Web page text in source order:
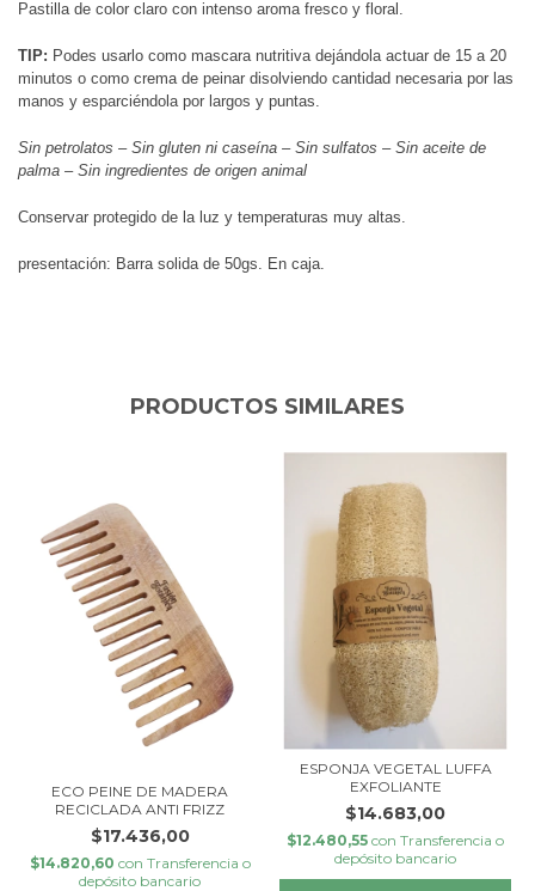
Pastilla de color claro con intenso aroma fresco y floral.
TIP: Podes usarlo como mascara nutritiva dejándola actuar de 15 a 20
minutos o como crema de peinar disolviendo cantidad necesaria por las
manos y esparciéndola por largos y puntas.
Sin petrolatos – Sin gluten ni caseína – Sin sulfatos – Sin aceite de
palma – Sin ingredientes de origen animal
Conservar protegido de la luz y temperaturas muy altas.
presentación: Barra solida de 50gs. En caja.
PRODUCTOS SIMILARES
ECO PEINE DE MADERA
RECICLADA ANTI FRIZZ
$17.436,00
$14.820,60 con Transferencia o
depósito bancario
ESPONJA VEGETAL LUFFA
EXFOLIANTE
$14.683,00
$12.480,55 con Transferencia o
depósito bancario